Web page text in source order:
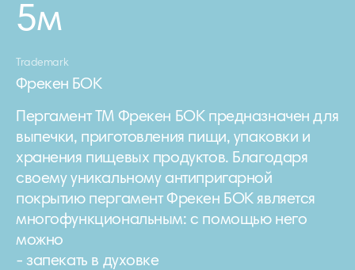
5м
Trademark
Фрекен БОК
Пергамент ТМ Фрекен БОК предназначен для
выпечки, приготовления пищи, упаковки и
хранения пищевых продуктов. Благодаря
своему уникальному антипригарной
покрытию пергамент Фрекен БОК является
многофункциональным: с помощью него
можно
- запекать в духовке